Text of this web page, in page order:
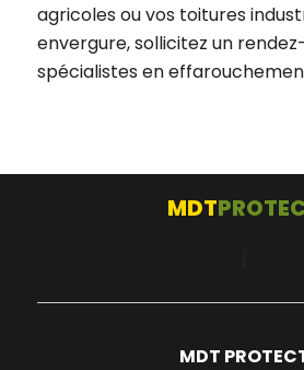
agricoles ou vos toitures
envergure, sollicitez un
spécialistes en
MDT
MDT